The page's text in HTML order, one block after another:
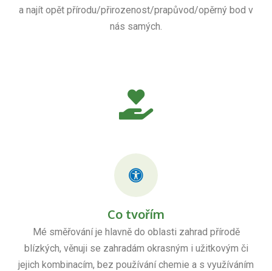
a najít opět přírodu/přirozenost/prapůvod/opěrný bod v
nás samých.
Co tvořím
Mé směřování je hlavně do oblasti zahrad přírodě
blízkých, věnuji se zahradám okrasným i užitkovým či
jejich kombinacím, bez používání chemie a s využíváním